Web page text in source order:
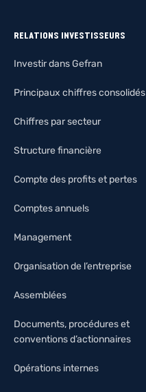
RELATIONS INVESTISSEURS
Investir dans Gefran
Principaux chiffres consolidés
Chiffres par secteur
Structure financière
Compte des profits et pertes
Comptes annuels
Management
Organisation de l’entreprise
Assemblées
Documents, procédures et
conventions d’actionnaires
Opérations internes